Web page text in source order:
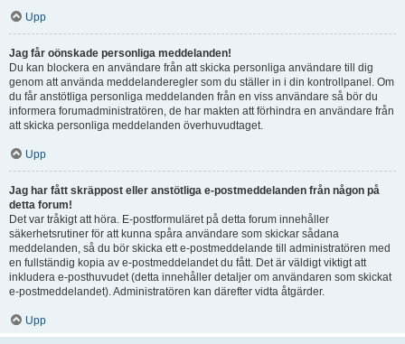
Upp
Jag får oönskade personliga meddelanden!
Du kan blockera en användare från att skicka personliga användare till dig
genom att använda meddelanderegler som du ställer in i din kontrollpanel. Om
du får anstötliga personliga meddelanden från en viss användare så bör du
informera forumadministratören, de har makten att förhindra en användare från
att skicka personliga meddelanden överhuvudtaget.
Upp
Jag har fått skräppost eller anstötliga e-postmeddelanden från någon på
detta forum!
Det var tråkigt att höra. E-postformuläret på detta forum innehåller
säkerhetsrutiner för att kunna spåra användare som skickar sådana
meddelanden, så du bör skicka ett e-postmeddelande till administratören med
en fullständig kopia av e-postmeddelandet du fått. Det är väldigt viktigt att
inkludera e-posthuvudet (detta innehåller detaljer om användaren som skickat
e-postmeddelandet). Administratören kan därefter vidta åtgärder.
Upp